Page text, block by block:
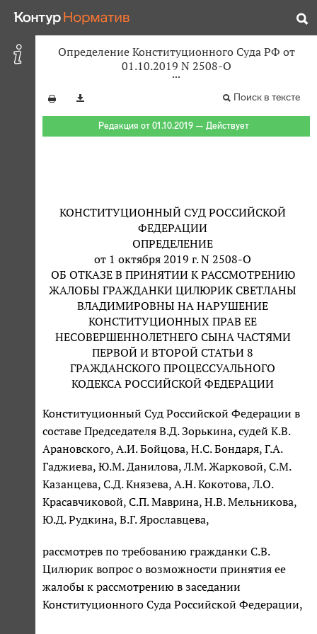
Определение Конституционного Суда РФ от
01.10.2019 N 2508-О
Поиск в тексте
Редакция от 01.10.2019 — Действует
КОНСТИТУЦИОННЫЙ СУД РОССИЙСКОЙ
ФЕДЕРАЦИИ
ОПРЕДЕЛЕНИЕ
от 1 октября 2019 г. N 2508-О
ОБ ОТКАЗЕ В ПРИНЯТИИ К РАССМОТРЕНИЮ
ЖАЛОБЫ ГРАЖДАНКИ ЦИЛЮРИК СВЕТЛАНЫ
ВЛАДИМИРОВНЫ НА НАРУШЕНИЕ
КОНСТИТУЦИОННЫХ ПРАВ ЕЕ
НЕСОВЕРШЕННОЛЕТНЕГО СЫНА ЧАСТЯМИ
ПЕРВОЙ И ВТОРОЙ СТАТЬИ 8
ГРАЖДАНСКОГО ПРОЦЕССУАЛЬНОГО
КОДЕКСА РОССИЙСКОЙ ФЕДЕРАЦИИ
Конституционный Суд Российской Федерации в
составе Председателя В.Д. Зорькина, судей К.В.
Арановского, А.И. Бойцова, Н.С. Бондаря, Г.А.
Гаджиева, Ю.М. Данилова, Л.М. Жарковой, С.М.
Казанцева, С.Д. Князева, А.Н. Кокотова, Л.О.
Красавчиковой, С.П. Маврина, Н.В. Мельникова,
Ю.Д. Рудкина, В.Г. Ярославцева,
рассмотрев по требованию гражданки С.В.
Цилюрик вопрос о возможности принятия ее
жалобы к рассмотрению в заседании
Конституционного Суда Российской Федерации,